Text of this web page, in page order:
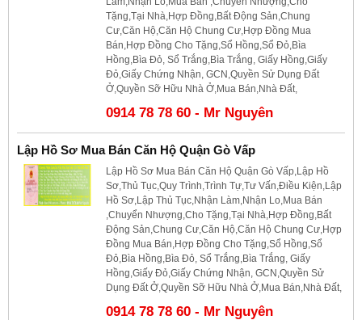
Tặng,Tại Nhà,Hợp Đồng,Bất Động Sản,Chung
Cư,Căn Hộ,Căn Hộ Chung Cư,Hợp Đồng Mua
Bán,Hợp Đồng Cho Tặng,Sổ Hồng,Sổ Đỏ,Bìa
Hồng,Bìa Đỏ, Sổ Trắng,Bìa Trắng, Giấy Hồng,Giấy
Đỏ,Giấy Chứng Nhận, GCN,Quyền Sử Dụng Đất
Ở,Quyền Sỡ Hữu Nhà Ở,Mua Bán,Nhà Đất,
0914 78 78 60 - Mr Nguyên
Lập Hồ Sơ Mua Bán Căn Hộ Quận Gò Vấp
Lập Hồ Sơ Mua Bán Căn Hộ Quận Gò Vấp,Lập Hồ
Sơ,Thủ Tục,Quy Trình,Trình Tự,Tư Vấn,Điều Kiện,Lập
Hồ Sơ,Lập Thủ Tục,Nhận Làm,Nhận Lo,Mua Bán
,Chuyển Nhượng,Cho Tặng,Tại Nhà,Hợp Đồng,Bất
Động Sản,Chung Cư,Căn Hộ,Căn Hộ Chung Cư,Hợp
Đồng Mua Bán,Hợp Đồng Cho Tặng,Sổ Hồng,Sổ
Đỏ,Bìa Hồng,Bìa Đỏ, Sổ Trắng,Bìa Trắng, Giấy
Hồng,Giấy Đỏ,Giấy Chứng Nhận, GCN,Quyền Sử
Dụng Đất Ở,Quyền Sỡ Hữu Nhà Ở,Mua Bán,Nhà Đất,
0914 78 78 60 - Mr Nguyên